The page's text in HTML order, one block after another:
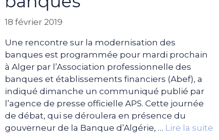
18 février 2019
Une rencontre sur la modernisation des
banques est programmée pour mardi prochain
à Alger par l’Association professionnelle des
banques et établissements financiers (Abef), a
indiqué dimanche un communiqué publié par
l’agence de presse officielle APS. Cette journée
de débat, qui se déroulera en présence du
gouverneur de la Banque d’Algérie, … Lire la suite